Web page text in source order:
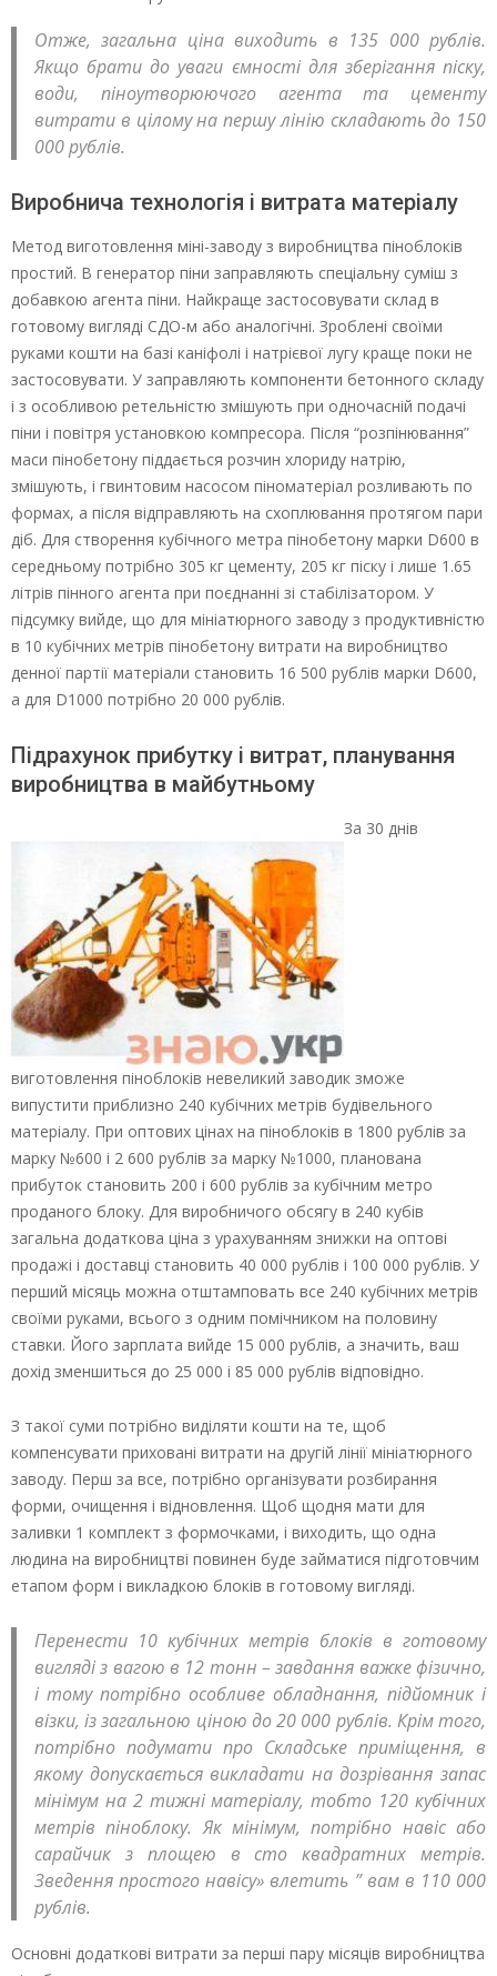
Отже, загальна ціна виходить в 135 000 рублів.
Якщо брати до уваги ємності для зберігання піску,
води, піноутворюючого агента та цементу
витрати в цілому на першу лінію складають до 150
000 рублів.
Виробнича технологія і витрата матеріалу
Метод виготовлення міні-заводу з виробництва піноблоків
простий. В генератор піни заправляють спеціальну суміш з
добавкою агента піни. Найкраще застосовувати склад в
готовому вигляді СДО-м або аналогічні. Зроблені своїми
руками кошти на базі каніфолі і натрієвої лугу краще поки не
застосовувати. У заправляють компоненти бетонного складу
і з особливою ретельністю змішують при одночасній подачі
піни і повітря установкою компресора. Після “розпінювання”
маси пінобетону піддається розчин хлориду натрію,
змішують, і гвинтовим насосом піноматеріал розливають по
формах, а після відправляють на схоплювання протягом пари
діб. Для створення кубічного метра пінобетону марки D600 в
середньому потрібно 305 кг цементу, 205 кг піску і лише 1.65
літрів пінного агента при поєднанні зі стабілізатором. У
підсумку вийде, що для мініатюрного заводу з продуктивністю
в 10 кубічних метрів пінобетону витрати на виробництво
денної партії матеріали становить 16 500 рублів марки D600,
а для D1000 потрібно 20 000 рублів.
Підрахунок прибутку і витрат, планування
виробництва в майбутньому
За 30 днів
виготовлення піноблоків невеликий заводик зможе
випустити приблизно 240 кубічних метрів будівельного
матеріалу. При оптових цінах на піноблоків в 1800 рублів за
марку №600 і 2 600 рублів за марку №1000, планована
прибуток становить 200 і 600 рублів за кубічним метро
проданого блоку. Для виробничого обсягу в 240 кубів
загальна додаткова ціна з урахуванням знижки на оптові
продажі і доставці становить 40 000 рублів і 100 000 рублів. У
перший місяць можна отштамповать все 240 кубічних метрів
своїми руками, всього з одним помічником на половину
ставки. Його зарплата вийде 15 000 рублів, а значить, ваш
дохід зменшиться до 25 000 і 85 000 рублів відповідно.
З такої суми потрібно виділяти кошти на те, щоб
компенсувати приховані витрати на другій лінії мініатюрного
заводу. Перш за все, потрібно організувати розбирання
форми, очищення і відновлення. Щоб щодня мати для
заливки 1 комплект з формочками, і виходить, що одна
людина на виробництві повинен буде займатися підготовчим
етапом форм і викладкою блоків в готовому вигляді.
Перенести 10 кубічних метрів блоків в готовому
вигляді з вагою в 12 тонн – завдання важке фізично,
і тому потрібно особливе обладнання, підйомник і
візки, із загальною ціною до 20 000 рублів. Крім того,
потрібно подумати про Складське приміщення, в
якому допускається викладати на дозрівання запас
мінімум на 2 тижні матеріалу, тобто 120 кубічних
метрів піноблоку. Як мінімум, потрібно навіс або
сарайчик з площею в сто квадратних метрів.
Зведення простого навісу» влетить ” вам в 110 000
рублів.
Основні додаткові витрати за перші пару місяців виробництва